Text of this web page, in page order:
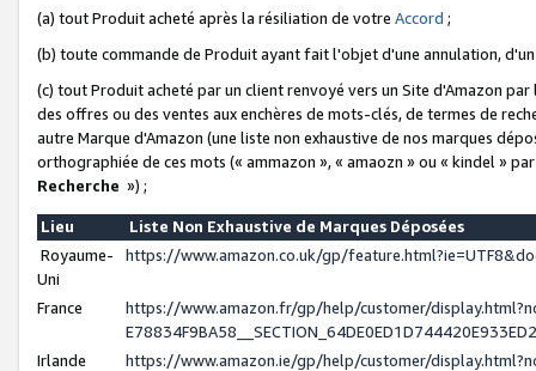
(a) tout Produit acheté après la résiliation de votre Accord ;
(b) toute commande de Produit ayant fait l'objet d'une annulation,
(c) tout Produit acheté par un client renvoyé vers un Site d'Amazon
des offres ou des ventes aux enchères de mots-clés, de termes de
autre Marque d'Amazon (une liste non exhaustive de nos marques
orthographiée de ces mots (« ammazon », « amaozn » ou « kindel »
Recherche ») ;
Lieu
Liste Non Exhaustive de Marques Déposées
Royaume-
Uni
https://www.amazon.co.uk/gp/
France
https://www.amazon.fr/gp/help/customer/
Irlande
https://www.amazon.ie/gp/help/customer/